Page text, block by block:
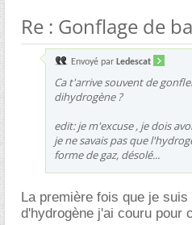
Re : Gonflage de
Envoyé par Ledescat
Ca t'arrive souvent de
dihydrogène ?
edit: je m'excuse , je dois
je ne savais pas que
forme de gaz, désolé...
La première fois que je
d'hydrogène j'ai couru pour